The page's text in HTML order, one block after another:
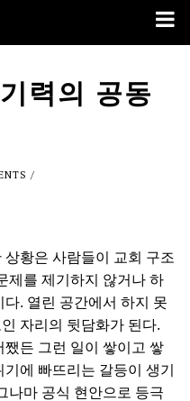
력의 공동
/
황은 사람들이 교회 구조
제를 제기하지 않거나 하
. 열린 공간에서 하지 못
자리의 뒷담화가 된다.
든 그런 일이 쌓이고 쌓
에 빠뜨리는 갈등이 생기
나마 공식 현안으로 등극